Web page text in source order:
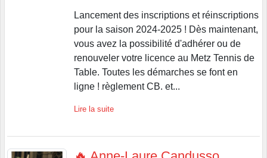
Lancement des inscriptions et réinscriptions
pour la saison 2024-2025 ! Dès maintenant,
vous avez la possibilité d'adhérer ou de
renouveler votre licence au Metz Tennis de
Table. Toutes les démarches se font en
ligne ! règlement CB. et...
Lire la suite